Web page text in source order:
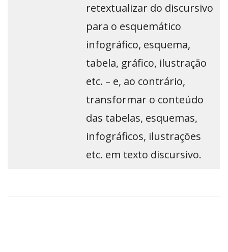
retextualizar do discursivo
para o esquemático
infográfico, esquema,
tabela, gráfico, ilustração
etc. – e, ao contrário,
transformar o conteúdo
das tabelas, esquemas,
infográficos, ilustrações
etc. em texto discursivo.